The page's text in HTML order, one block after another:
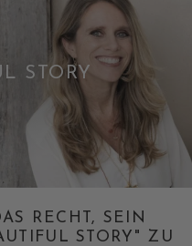
STORY
RECHT, SEIN
STORY" ZU